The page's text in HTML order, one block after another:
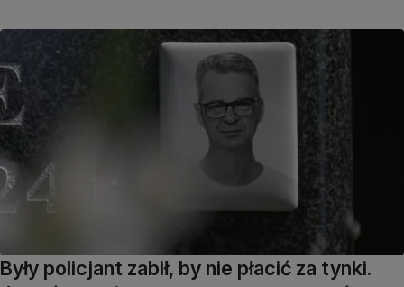
Były policjant zabił, by nie płacić za tynki.